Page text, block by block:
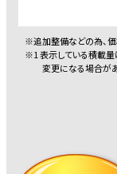
※追加整備などの為、価
※1 表示している積載量
変更になる場合があ